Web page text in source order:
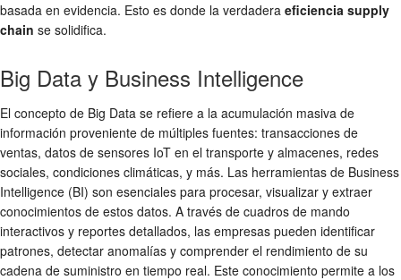
basada en evidencia. Esto es donde la verdadera eficiencia supply
chain se solidifica.
Big Data y Business Intelligence
El concepto de Big Data se refiere a la acumulación masiva de
información proveniente de múltiples fuentes: transacciones de
ventas, datos de sensores IoT en el transporte y almacenes, redes
sociales, condiciones climáticas, y más. Las herramientas de Business
Intelligence (BI) son esenciales para procesar, visualizar y extraer
conocimientos de estos datos. A través de cuadros de mando
interactivos y reportes detallados, las empresas pueden identificar
patrones, detectar anomalías y comprender el rendimiento de su
cadena de suministro en tiempo real. Este conocimiento permite a los